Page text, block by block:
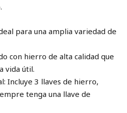
para una amplia variedad de
con hierro de alta calidad que
vida útil.
Incluye 3 llaves de hierro,
tenga una llave de